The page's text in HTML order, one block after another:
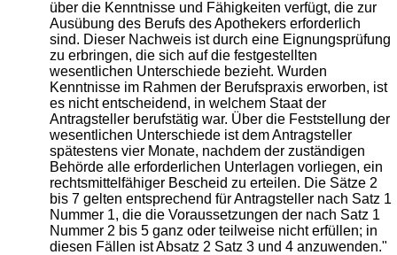
über die Kenntnisse und Fähigkeiten verfügt, die zur
Ausübung des Berufs des Apothekers erforderlich
sind. Dieser Nachweis ist durch eine Eignungsprüfung
zu erbringen, die sich auf die festgestellten
wesentlichen Unterschiede bezieht. Wurden
Kenntnisse im Rahmen der Berufspraxis erworben, ist
es nicht entscheidend, in welchem Staat der
Antragsteller berufstätig war. Über die Feststellung der
wesentlichen Unterschiede ist dem Antragsteller
spätestens vier Monate, nachdem der zuständigen
Behörde alle erforderlichen Unterlagen vorliegen, ein
rechtsmittelfähiger Bescheid zu erteilen. Die Sätze 2
bis 7 gelten entsprechend für Antragsteller nach Satz 1
Nummer 1, die die Voraussetzungen der nach Satz 1
Nummer 2 bis 5 ganz oder teilweise nicht erfüllen; in
diesen Fällen ist Absatz 2 Satz 3 und 4 anzuwenden."